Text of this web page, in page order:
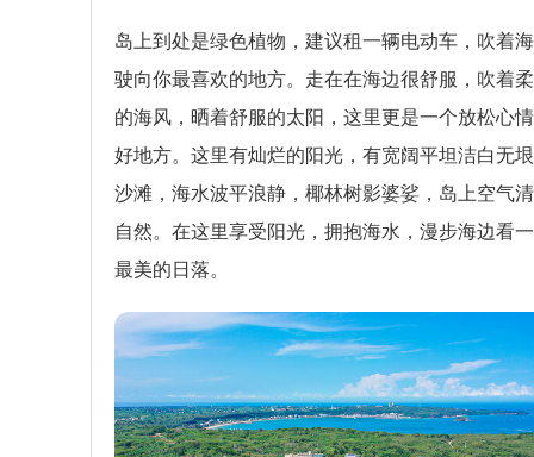
岛上到处是绿色植物，建议租一辆电动车，吹着
驶向你最喜欢的地方。走在在海边很舒服，吹着
的海风，晒着舒服的太阳，这里更是一个放松心
好地方。这里有灿烂的阳光，有宽阔平坦洁白无
沙滩，海水波平浪静，椰林树影婆娑，岛上空气
自然。在这里享受阳光，拥抱海水，漫步海边看
最美的日落。